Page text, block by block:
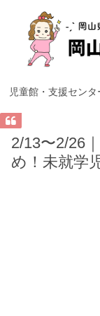
児童館・支援センタ
2/13〜2/26
め！未就学